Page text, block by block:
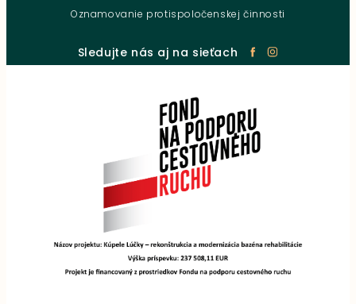
Oznamovanie protispoločenskej činnosti
Sledujte nás aj na sieťach